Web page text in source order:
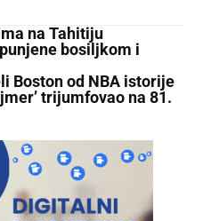
na Tahitiju
bosiljkom i
Boston od NBA istorije
trijumfovao na 81.